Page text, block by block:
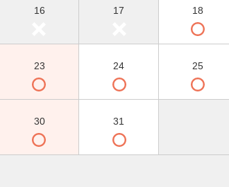
16 17 18
23 24 25
30 31